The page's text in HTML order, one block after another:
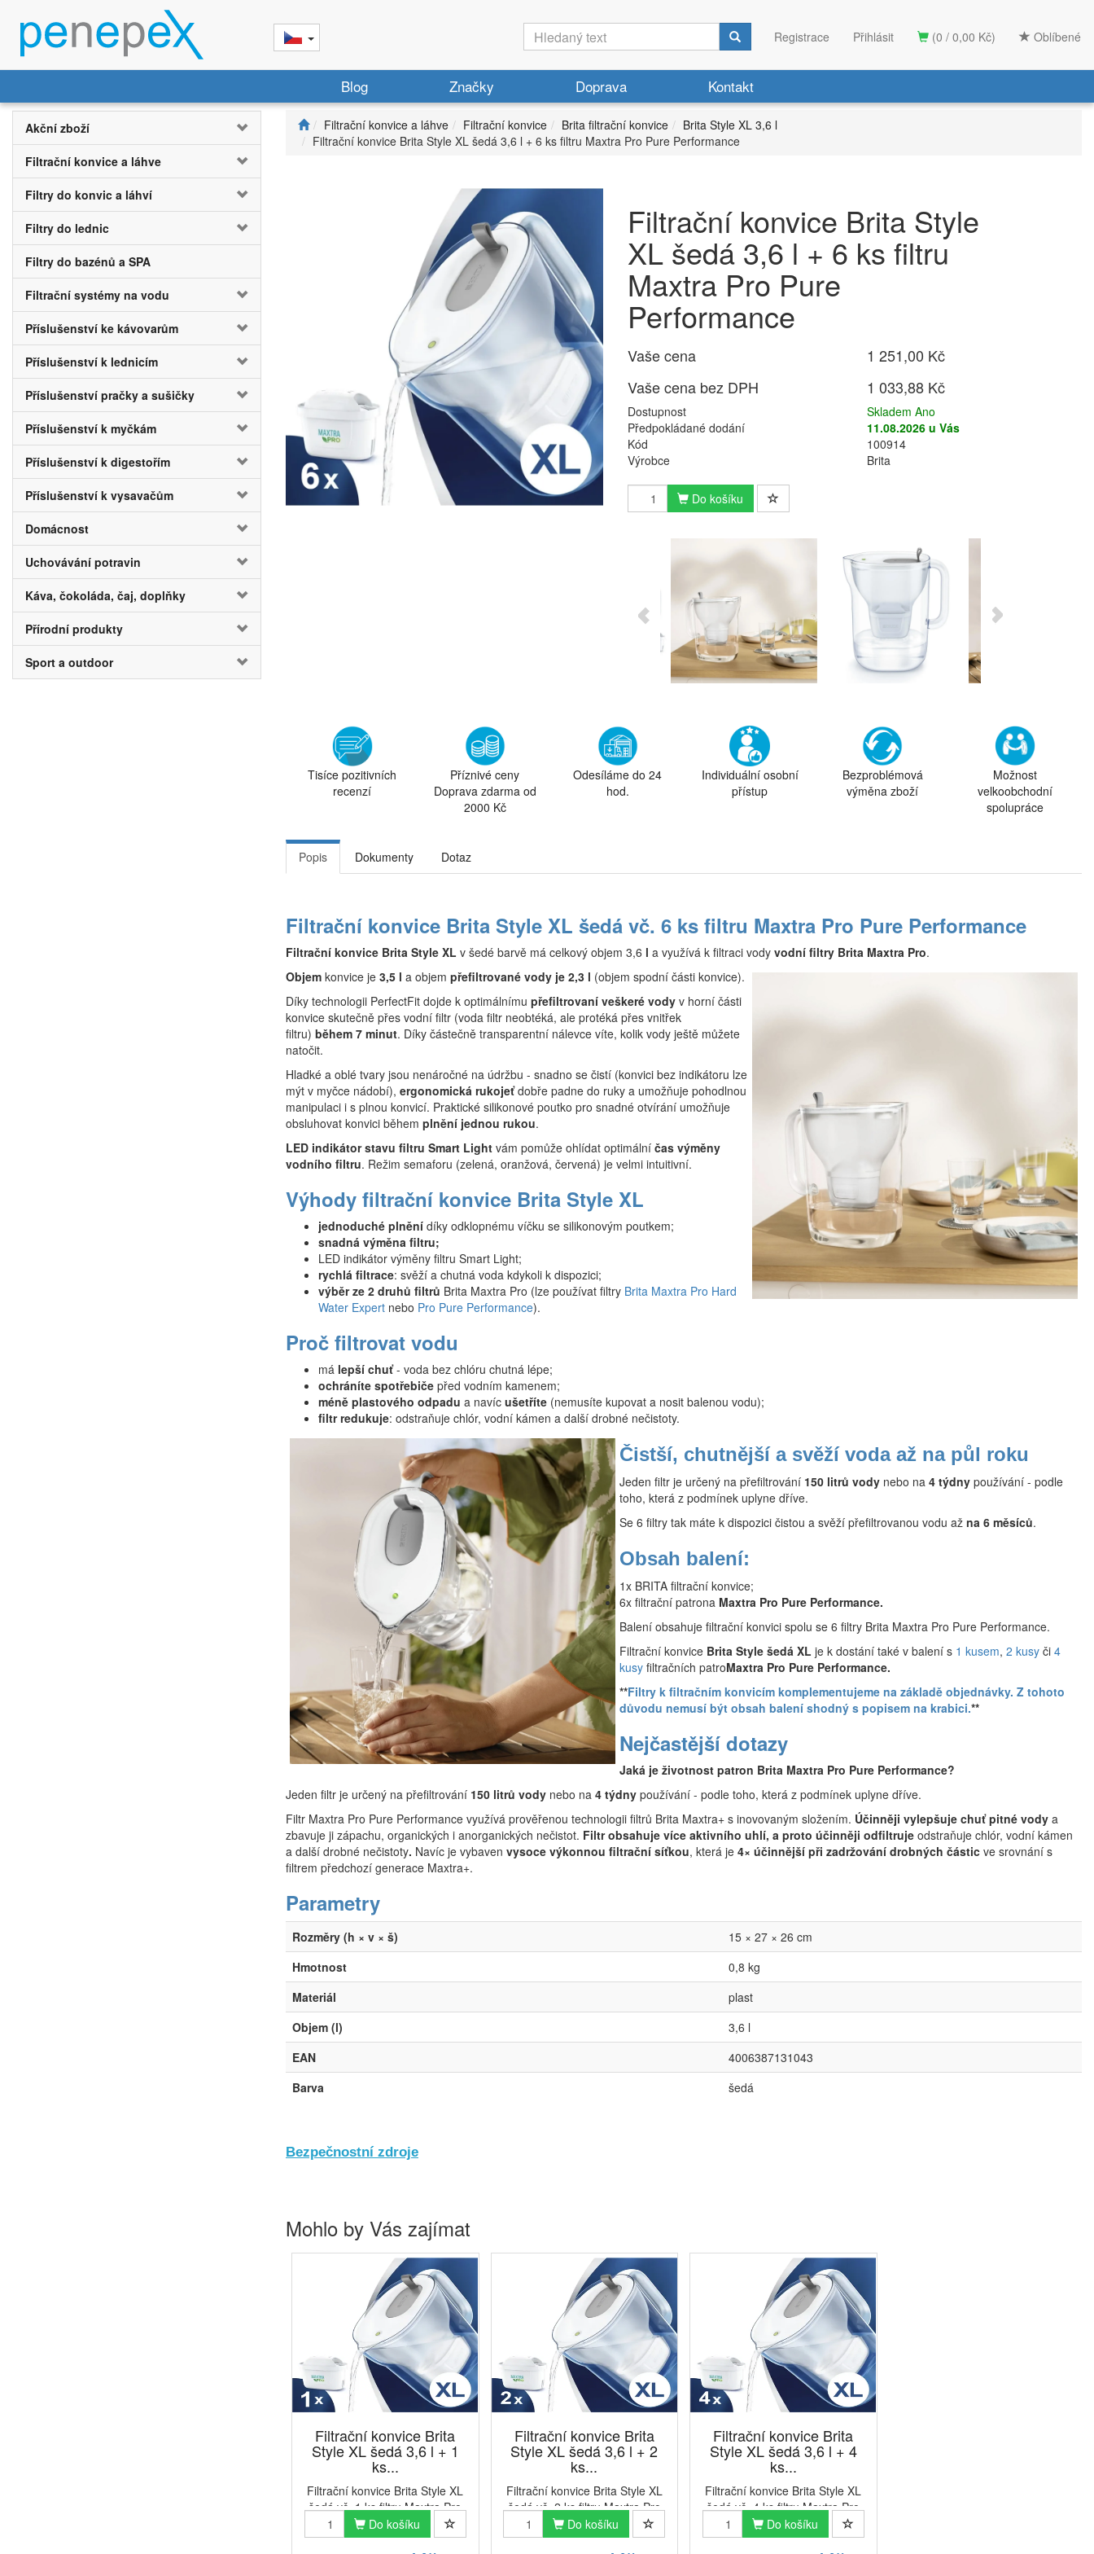
(0 / 0,00 Kč) Oblíbené
Registrace Přihlásit
Blog Značky Doprava Kontakt
Akční zboží
Filtrační konvice a láhve
Filtry do konvic a láhví
Filtry do lednic
Filtry do bazénů a SPA
Filtrační systémy na vodu
Příslušenství ke kávovarům
Příslušenství k lednicím
Příslušenství pračky a sušičky
Příslušenství k myčkám
Příslušenství k digestořím
Příslušenství k vysavačům
Domácnost
Uchovávání potravin
Káva, čokoláda, čaj, doplňky
Přírodní produkty
Sport a outdoor
Filtrační konvice a láhve Filtrační konvice Brita filtrační konvice
Brita Style XL 3,6 l
Filtrační konvice Brita Style XL šedá 3,6 l + 6 ks filtru Maxtra Pro Pure Performance
Filtrační konvice Brita Style
XL šedá 3,6 l + 6 ks filtru
Maxtra Pro Pure
Performance
Vaše cena
1 251,00 Kč
Vaše cena bez DPH
1 033,88 Kč
Dostupnost
Skladem Ano
Předpokládané dodání
11.08.2026 u Vás
Kód
100914
Výrobce
Brita
Do košíku
Tisíce pozitivních
recenzí
Příznivé ceny
Doprava zdarma od
2000 Kč
Odesíláme do 24
hod.
Individuální osobní
přístup
Bezproblémová
výměna zboží
Možnost
velkoobchodní
spolupráce
Popis Dokumenty Dotaz
Filtrační konvice Brita Style XL šedá vč. 6 ks filtru Maxtra Pro Pure Performance
Filtrační konvice Brita Style XL v šedé barvě má celkový objem 3,6 l a využívá k filtraci vody vodní filtry Brita Maxtra Pro.
Objem konvice je 3,5 l a objem přefiltrované vody je 2,3 l (objem spodní části konvice).
Díky technologii PerfectFit dojde k optimálnímu přefiltrovaní veškeré vody v horní části
konvice skutečně přes vodní filtr (voda filtr neobtéká, ale protéká přes vnitřek
filtru) během 7 minut. Díky částečně transparentní nálevce víte, kolik vody ještě můžete
natočit.
Hladké a oblé tvary jsou nenáročné na údržbu - snadno se čistí (konvici bez indikátoru lze
mýt v myčce nádobí), ergonomická rukojeťdobře padne do ruky a umožňuje pohodlnou
manipulaci i s plnou konvicí. Praktické silikonové poutko pro snadné otvírání umožňuje
obsluhovat konvici během plnění jednou rukou.
LED indikátor stavu filtru Smart Light vám pomůže ohlídat optimální čas výměny
vodního filtru. Režim semaforu (zelená, oranžová, červená) je velmi intuitivní.
Výhody filtrační konvice Brita Style XL
jednoduché plnění díky odklopnému víčku se silikonovým poutkem;
snadná výměna filtru;
LED indikátor výměny filtru Smart Light;
rychlá filtrace: svěží a chutná voda kdykoli k dispozici;
výběr ze 2 druhů filtrů Brita Maxtra Pro (lze používat filtry Brita Maxtra Pro Hard
Water Expert nebo Pro Pure Performance).
Proč filtrovat vodu
má lepší chuť- voda bez chlóru chutná lépe;
ochráníte spotřebiče před vodním kamenem;
méně plastového odpadu a navíc ušetříte (nemusíte kupovat a nosit balenou vodu);
filtr redukuje: odstraňuje chlór, vodní kámen a další drobné nečistoty.
Čistší, chutnější a svěží voda až na půl roku
Jeden filtr je určený na přefiltrování 150 litrů vody nebo na 4 týdny používání - podle
toho, která z podmínek uplyne dříve.
Se 6 filtry tak máte k dispozici čistou a svěží přefiltrovanou vodu až na 6 měsíců.
Obsah balení:
1x BRITA filtrační konvice;
6x filtrační patrona Maxtra Pro Pure Performance.
Balení obsahuje filtrační konvici spolu se 6 filtry Brita Maxtra Pro Pure Performance.
Filtrační konvice Brita Style šedá XL je k dostání také v balení s 1 kusem, 2 kusy či 4
kusy filtračních patroMaxtra Pro Pure Performance.
**Filtry k filtračním konvicím komplementujeme na základě objednávky. Z tohoto
důvodu nemusí být obsah balení shodný s popisem na krabici.**
Nejčastější dotazy
Jaká je životnost patron Brita Maxtra Pro Pure Performance?
Jeden filtr je určený na přefiltrování 150 litrů vody nebo na 4 týdny používání - podle toho, která z podmínek uplyne dříve.
Filtr Maxtra Pro Pure Performance využívá prověřenou technologii filtrů Brita Maxtra+ s inovovaným složením. Účinněji vylepšuje chuť pitné vody a
zbavuje ji zápachu, organických i anorganických nečistot. Filtr obsahuje více aktivního uhlí, a proto účinněji odfiltruje odstraňuje chlór, vodní kámen
a další drobné nečistoty. Navíc je vybaven vysoce výkonnou filtrační síťkou, která je 4× účinnější při zadržování drobných částic ve srovnání s
filtrem předchozí generace Maxtra+.
Parametry
Rozměry (h × v × š)
15 × 27 × 26 cm
Hmotnost
0,8 kg
Materiál
plast
Objem (l)
3,6 l
EAN
4006387131043
Barva
šedá
Bezpečnostní zdroje
Mohlo by Vás zajímat
Filtrační konvice Brita
Style XL šedá 3,6 l + 1
ks...
Filtrační konvice Brita Style XL
šedá vč. 1 ks filtru Maxtra Pro
Pure PerformanceFiltrační
konvice Brita Style XL v šedé
Do košíku
Filtrační konvice Brita
Style XL šedá 3,6 l + 2
ks...
Filtrační konvice Brita Style XL
šedá vč. 2 ks filtru Maxtra Pro
Pure PerformanceFiltrační
konvice Brita Style XL v šedé
Do košíku
Filtrační konvice Brita
Style XL šedá 3,6 l + 4
ks...
Filtrační konvice Brita Style XL
šedá vč. 4 ks filtru Maxtra Pro
Pure PerformanceFiltrační
konvice Brita Style XL v šedé
Do košíku